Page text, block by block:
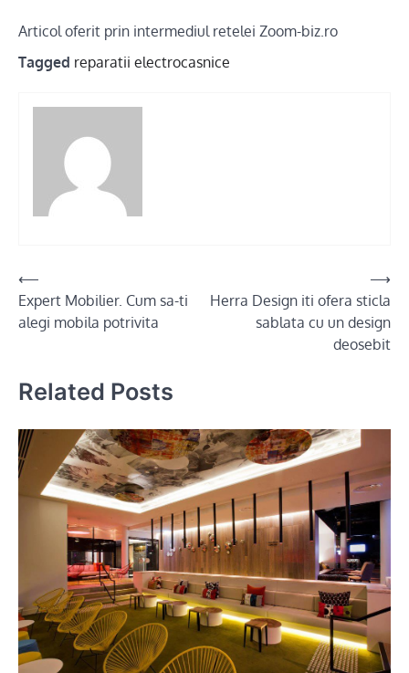
Articol oferit prin intermediul retelei Zoom-biz.ro
Tagged reparatii electrocasnice
Post
navigation
⟵
Expert Mobilier. Cum sa-ti
alegi mobila potrivita
Herra Design iti ofera sticla
sablata cu un design
deosebit
⟶
Related Posts